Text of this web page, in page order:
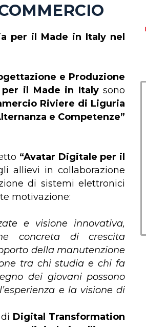
per il Made in Italy nel
e Produzione
per il Made in Italysono
Riviere di Liguria
e Competenze”
“Avatar Digitale per il
allievi in collaborazione
di sistemi elettronici
motivazione:
e visione innovativa,
concreta di crescita
della manutenzione
tra chi studia e chi fa
dei giovani possono
e la visione di
Digital Transformation